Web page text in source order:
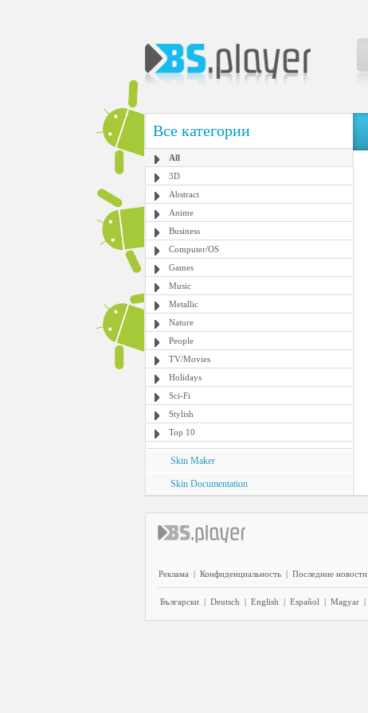
Все категории
All
3D
Abstract
Anime
Business
Computer/OS
Games
Music
Metallic
Nature
People
TV/Movies
Holidays
Sci-Fi
Stylish
Top 10
Skin Maker
Skin Documentation
Реклама | Конфиденциальность | Последние новости
Български | Deutsch | English | Español | Magyar |